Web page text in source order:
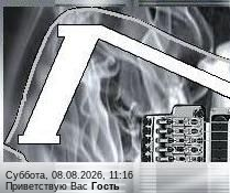
Суббота, 08.08.2026, 11:16
Приветствую Вас Гость